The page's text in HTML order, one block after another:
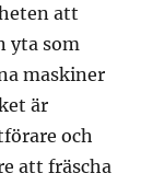
att
yta som
maskiner
är
och
att fräscha